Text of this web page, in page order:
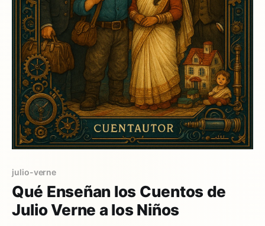
julio-verne
Qué Enseñan los Cuentos de
Julio Verne a los Niños